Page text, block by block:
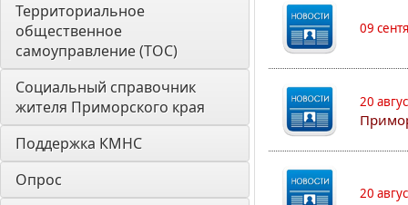
Территориальное
общественное
самоуправление (ТОС)
Социальный справочник
жителя Приморского края
Поддержка КМНС
Опрос
09
20
20